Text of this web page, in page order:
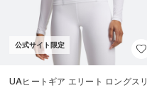
公式サイト限定
UAヒートギア エリート ロングスリ